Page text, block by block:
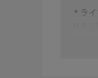
＊ラ